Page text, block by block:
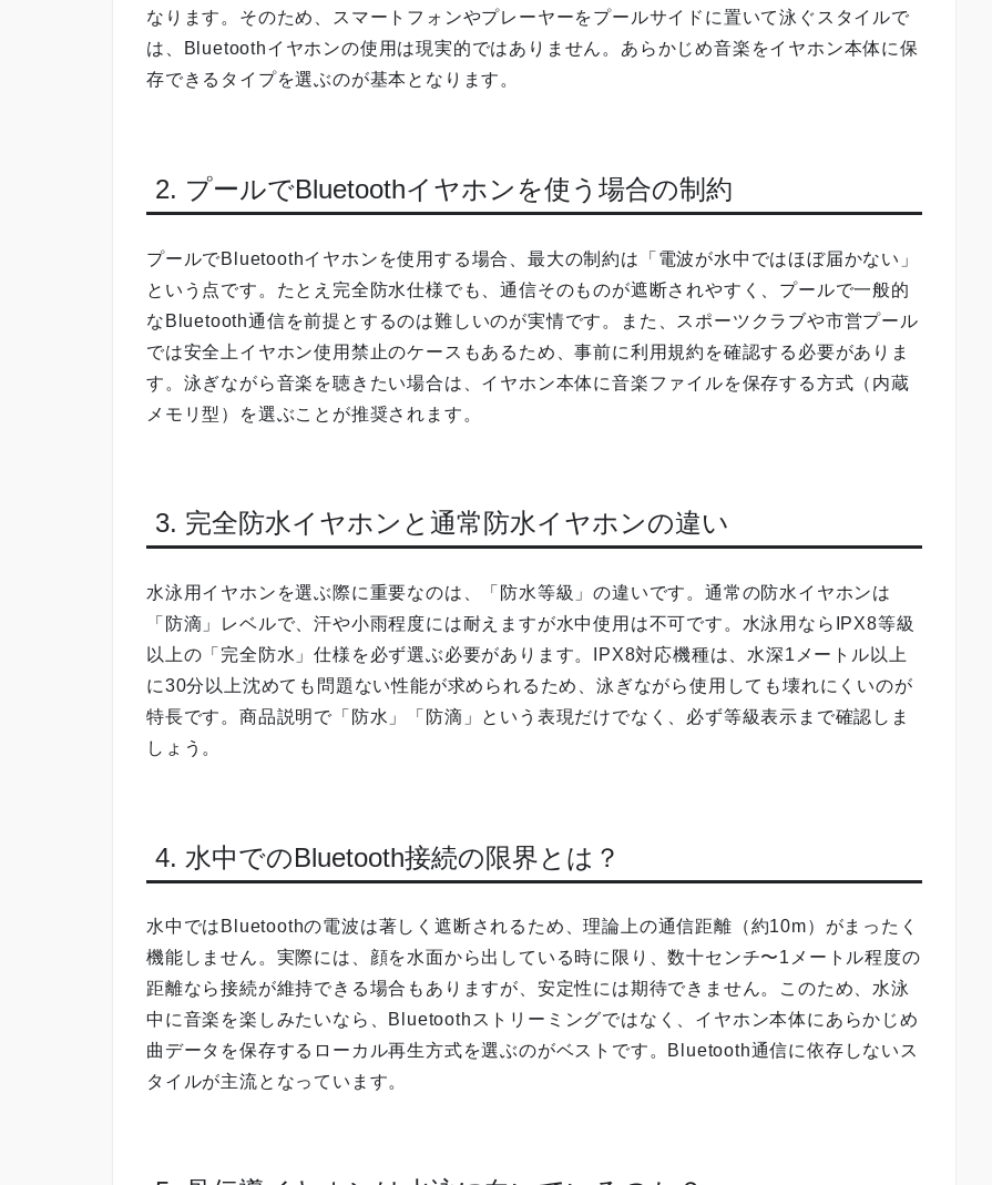
なります。そのため、スマートフォンやプレーヤーをプールサイドに置いて泳ぐスタイルで
は、Bluetoothイヤホンの使用は現実的ではありません。あらかじめ音楽をイヤホン本体に保
存できるタイプを選ぶのが基本となります。
2. プールでBluetoothイヤホンを使う場合の制約
プールでBluetoothイヤホンを使用する場合、最大の制約は「電波が水中ではほぼ届かない」
という点です。たとえ完全防水仕様でも、通信そのものが遮断されやすく、プールで一般的
なBluetooth通信を前提とするのは難しいのが実情です。また、スポーツクラブや市営プール
では安全上イヤホン使用禁止のケースもあるため、事前に利用規約を確認する必要がありま
す。泳ぎながら音楽を聴きたい場合は、イヤホン本体に音楽ファイルを保存する方式（内蔵
メモリ型）を選ぶことが推奨されます。
3. 完全防水イヤホンと通常防水イヤホンの違い
水泳用イヤホンを選ぶ際に重要なのは、「防水等級」の違いです。通常の防水イヤホンは
「防滴」レベルで、汗や小雨程度には耐えますが水中使用は不可です。水泳用ならIPX8等級
以上の「完全防水」仕様を必ず選ぶ必要があります。IPX8対応機種は、水深1メートル以上
に30分以上沈めても問題ない性能が求められるため、泳ぎながら使用しても壊れにくいのが
特長です。商品説明で「防水」「防滴」という表現だけでなく、必ず等級表示まで確認しま
しょう。
4. 水中でのBluetooth接続の限界とは？
水中ではBluetoothの電波は著しく遮断されるため、理論上の通信距離（約10m）がまったく
機能しません。実際には、顔を水面から出している時に限り、数十センチ〜1メートル程度の
距離なら接続が維持できる場合もありますが、安定性には期待できません。このため、水泳
中に音楽を楽しみたいなら、Bluetoothストリーミングではなく、イヤホン本体にあらかじめ
曲データを保存するローカル再生方式を選ぶのがベストです。Bluetooth通信に依存しないス
タイルが主流となっています。